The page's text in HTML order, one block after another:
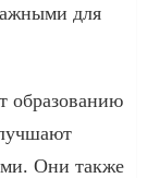
для
образованию
Они также